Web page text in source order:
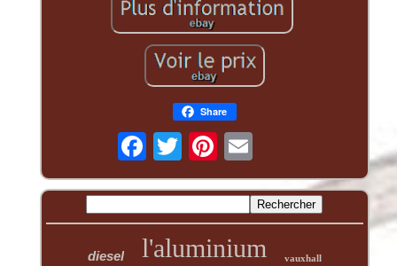
Share
diesel l'aluminium vauxhall